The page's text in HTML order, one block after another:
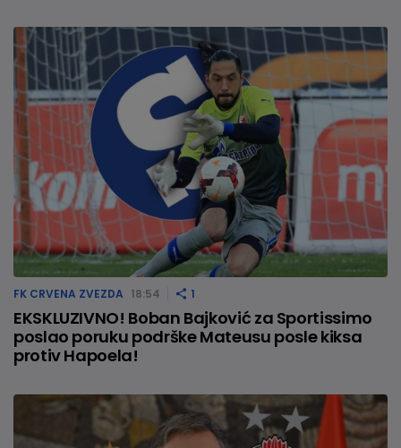
FK CRVENA ZVEZDA 18:54 1
EKSKLUZIVNO! Boban Bajković za Sportissimo
poslao poruku podrške Mateusu posle kiksa
protiv Hapoela!